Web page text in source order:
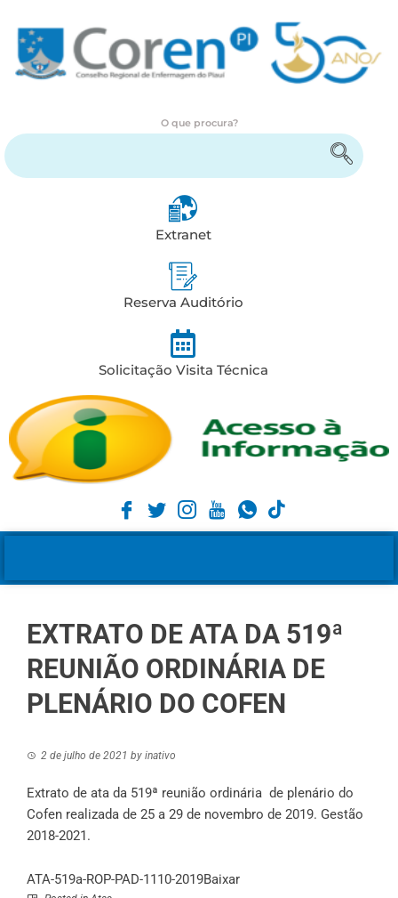
O que procura?
Extranet
Reserva Auditório
Solicitação Visita Técnica
EXTRATO DE ATA DA 519ª
REUNIÃO ORDINÁRIA DE
PLENÁRIO DO COFEN
2 de julho de 2021 by inativo
Extrato de ata da 519ª reunião ordinária de plenário do
Cofen realizada de 25 a 29 de novembro de 2019. Gestão
2018-2021.
ATA-519a-ROP-PAD-1110-2019Baixar